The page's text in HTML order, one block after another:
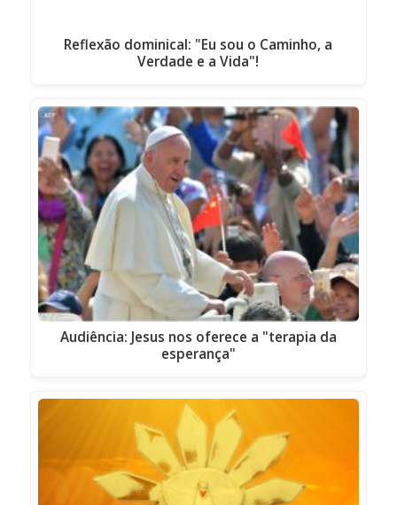
Reflexão dominical: "Eu sou o Caminho, a
Verdade e a Vida"!
Audiência: Jesus nos oferece a "terapia da
esperança"